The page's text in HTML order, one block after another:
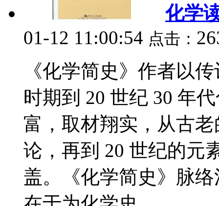
化学
01-12 11:00:54 点击：
《化学简史》作者以
时期到 20 世纪 30 年
富，取材翔实，从古
论，再到 20 世纪的元
盖。《化学简史》脉